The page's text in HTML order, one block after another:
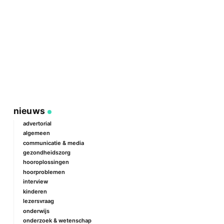
nieuws
advertorial
algemeen
communicatie & media
gezondheidszorg
hooroplossingen
hoorproblemen
interview
kinderen
lezersvraag
onderwijs
onderzoek & wetenschap